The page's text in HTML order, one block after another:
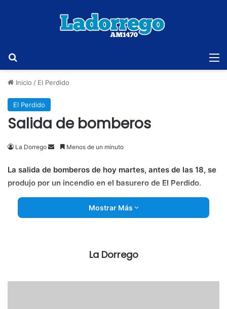
Inicio / El Perdido
El Perdido
Salida de bomberos
La Dorrego
Send
email
Menos de un minuto
La salida de bomberos de hoy martes, antes de las 18, se
produjo por un incendio en el basurero de El Perdido.
Mostrar Más
La Dorrego